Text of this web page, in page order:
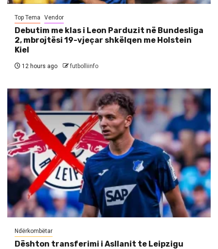
Top Tema Vendor
Debutim me klas i Leon Parduzit në Bundesliga
2, mbrojtësi 19-vjeçar shkëlqen me Holstein
Kiel
12 hours ago futbolliinfo
Ndërkombëtar
Dështon transferimi i Asllanit te Leipzigu